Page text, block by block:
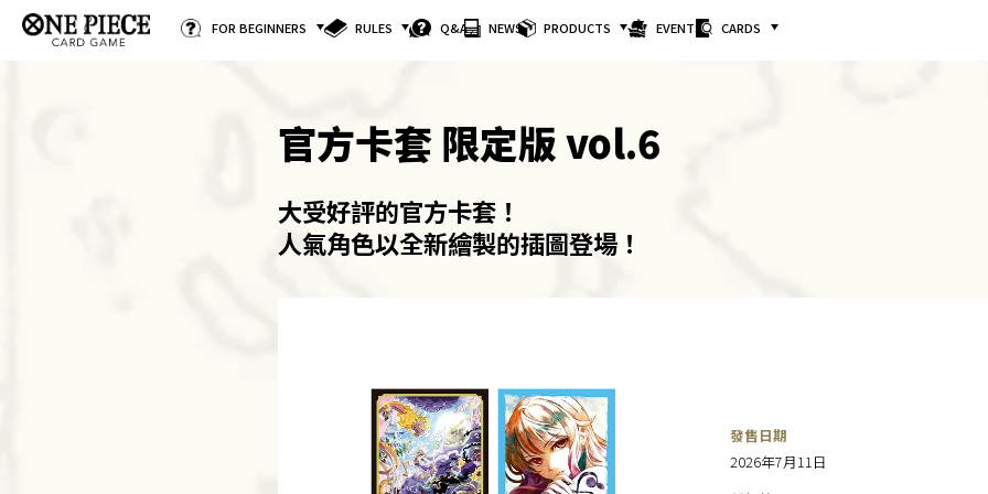
FOR BEGINNERS RULES Q&A NEWS PRODUCTS EVENTS CARDS
官方卡套 限定版 vol.6
大受好評的官方卡套！
人氣角色以全新繪製的插圖登場！
發售日期
2026年7月11日